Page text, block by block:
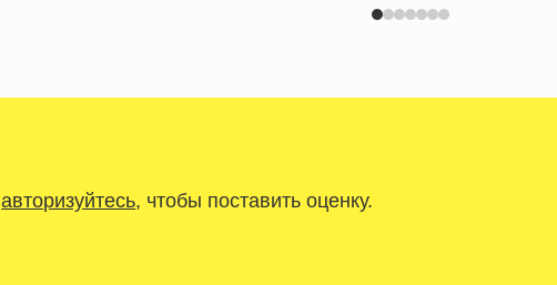
авторизуйтесь, чтобы поставить оценку.